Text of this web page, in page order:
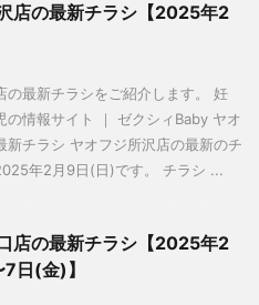
店の最新チラシ【2025年2
の最新チラシをご紹介します。 妊
の情報サイト ｜ ゼクシィBaby ヤオ
新チラシ ヤオフジ所沢店の最新のチ
年2月9日(日)です。 チラシ ...
店の最新チラシ【2025年2
日(金)】